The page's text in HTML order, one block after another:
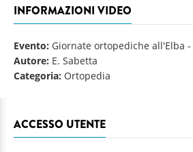
INFORMAZIONI VIDEO
Evento: Giornate ortopediche all'Elba -
Autore: E. Sabetta
Categoria: Ortopedia
ACCESSO UTENTE